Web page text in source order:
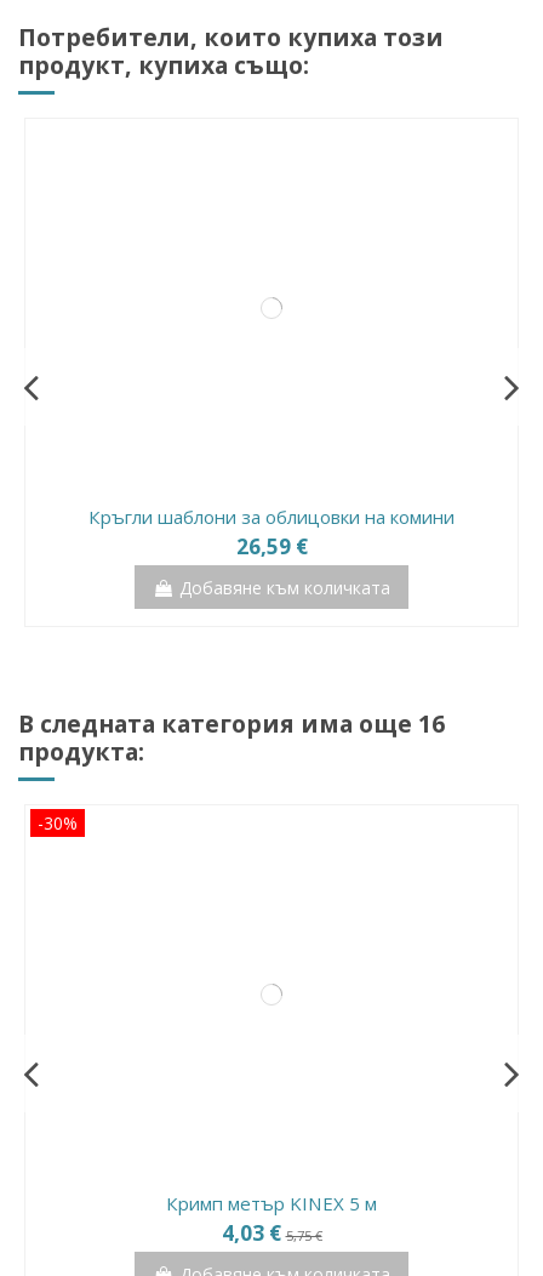
Потребители, които купиха този
продукт, купиха също:
Кръгли шаблони за облицовки на комини
26,59 €
Добавяне към количката
В следната категория има още 16
продукта:
-30%
Кримп метър KINEX 5 м
4,03 €5,75 €